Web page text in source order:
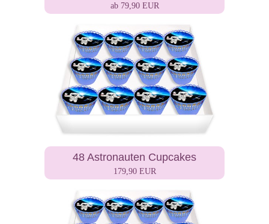
ab 79,90 EUR
48 Astronauten Cupcakes
179,90 EUR